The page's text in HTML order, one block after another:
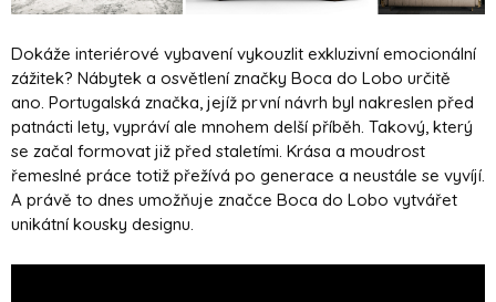
Dokáže interiérové vybavení vykouzlit exkluzivní emocionální
zážitek? Nábytek a osvětlení značky Boca do Lobo určitě
ano. Portugalská značka, jejíž první návrh byl nakreslen před
patnácti lety, vypráví ale mnohem delší příběh. Takový, který
se začal formovat již před staletími. Krása a moudrost
řemeslné práce totiž přežívá po generace a neustále se vyvíjí.
A právě to dnes umožňuje značce Boca do Lobo vytvářet
unikátní kousky designu.